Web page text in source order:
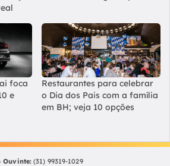
foca
e
Restaurantes para celebrar
o Dia dos Pais com a família
em BH; veja 10 opções
Ouvinte: (31) 99319-1029